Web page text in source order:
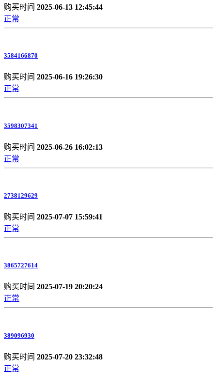
购买时间 2025-06-13 12:45:44
正常
3584166870
购买时间 2025-06-16 19:26:30
正常
3598307341
购买时间 2025-06-26 16:02:13
正常
2738129629
购买时间 2025-07-07 15:59:41
正常
3865727614
购买时间 2025-07-19 20:20:24
正常
389096930
购买时间 2025-07-20 23:32:48
正常